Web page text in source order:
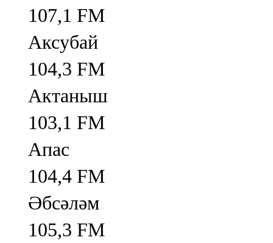
107,1 FM
Аксубай
104,3 FM
Актаныш
103,1 FM
Апас
104,4 FM
Әбсәләм
105,3 FM